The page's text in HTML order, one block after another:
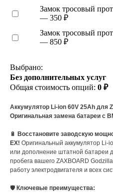
Замок тросовый
— 350 ₽
Замок тросовый
— 850 ₽
Выбрано:
Без дополнительных услуг
Общая стоимость опций: 0 ₽
Аккумулятор Li-ion 60V 25Ah для
Оригинальная замена батареи с
🔋 Восстановите заводскую
EX! Оригинальный аккумулятор
или дополнение штатной батареи
пробега вашего ZAXBOARD
работу электродвигателя и всех
🛡️ Ключевые преимущества: